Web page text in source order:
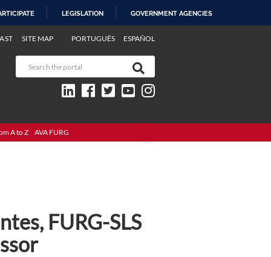
LEGISLATION GOVERNMENT AGENCIES
PORTUGUÊS ESPAÑOL
SITE MAP
A to Z AVA FURG
FURG-SLS